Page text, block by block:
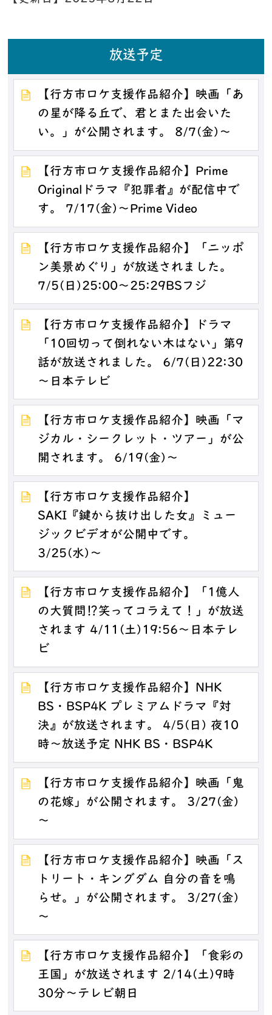
放送予定
【行方市ロケ支援作品紹介】映画「あ
の星が降る丘で、君とまた出会いた
い。」が公開されます。 8/7(金)～
【行方市ロケ支援作品紹介】Prime
Originalドラマ『犯罪者』が配信中で
す。 7/17(金)～Prime Video
【行方市ロケ支援作品紹介】「ニッポ
ン美景めぐり」が放送されました。
7/5(日)25:00～25:29BSフジ
【行方市ロケ支援作品紹介】ドラマ
「10回切って倒れない木はない」第9
話が放送されました。 6/7(日)22:30
～日本テレビ
【行方市ロケ支援作品紹介】映画「マ
ジカル・シークレット・ツアー」が公
開されます。 6/19(金)～
【行方市ロケ支援作品紹介】
SAKI『鍵から抜け出した女』ミュー
ジックビデオが公開中です。
3/25(水)～
【行方市ロケ支援作品紹介】「1億人
の大質問⁉笑ってコラえて！」が放送
されます 4/11(土)19:56～日本テレ
ビ
【行方市ロケ支援作品紹介】NHK
BS・BSP4K プレミアムドラマ『対
決』が放送されます。 4/5(日) 夜10
時～放送予定 NHK BS・BSP4K
【行方市ロケ支援作品紹介】映画「鬼
の花嫁」が公開されます。 3/27(金)
～
【行方市ロケ支援作品紹介】映画「ス
トリート・キングダム 自分の音を鳴
らせ。」が公開されます。 3/27(金)
～
【行方市ロケ支援作品紹介】「食彩の
王国」が放送されます 2/14(土)9時
30分～テレビ朝日